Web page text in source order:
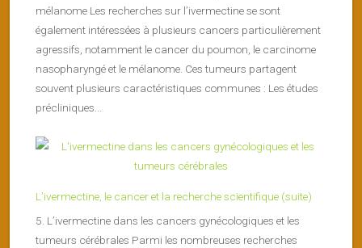
mélanome Les recherches sur l’ivermectine se sont
également intéressées à plusieurs cancers particulièrement
agressifs, notamment le cancer du poumon, le carcinome
nasopharyngé et le mélanome. Ces tumeurs partagent
souvent plusieurs caractéristiques communes : Les études
précliniques...
L’ivermectine, le cancer et la recherche scientifique (suite)
5. L’ivermectine dans les cancers gynécologiques et les
tumeurs cérébrales Parmi les nombreuses recherches